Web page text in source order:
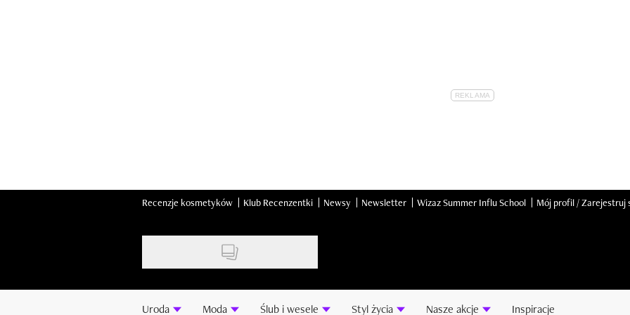
Recenzje kosmetyków Klub Recenzentki Newsy Newsletter Wizaz Summer Influ School Mój profil / Zarejestruj
Uroda Moda Ślub i wesele Styl życia Nasze akcje Inspiracje